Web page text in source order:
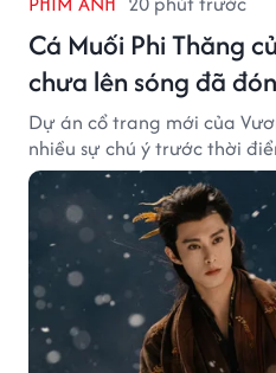
Cá Muối Phi Thăng
chưa lên sóng đã
Dự án cổ trang mới của
nhiều sự chú ý trước thời